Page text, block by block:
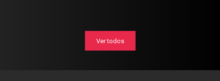
Ver todos